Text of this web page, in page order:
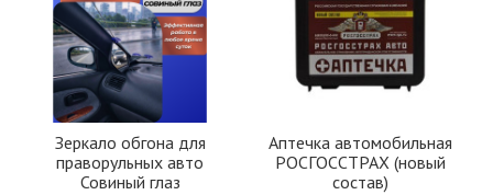
Зеркало обгона для
праворульных авто
Совиный глаз
Аптечка автомобильная
РОСГОССТРАХ (новый
состав)